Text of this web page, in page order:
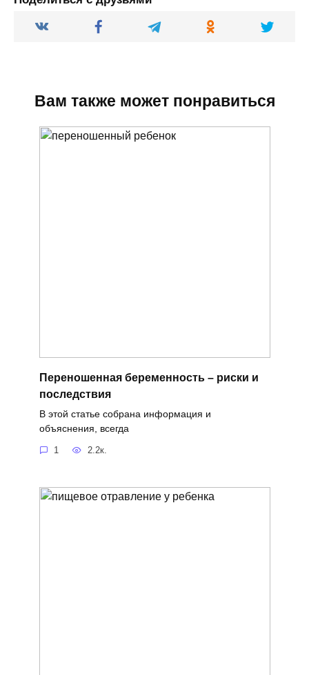
Вам также может понравиться
Переношенная беременность – риски и
последствия
В этой статье собрана информация и
объяснения, всегда
1 2.2к.